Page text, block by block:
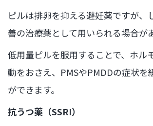
ピルは排卵を抑える避妊薬ですが、
善の治療薬として用いられる場合が
低用量ピルを服用することで、ホル
動をおさえ、PMSやPMDDの症状を
ができます。
抗うつ薬（SSRI）